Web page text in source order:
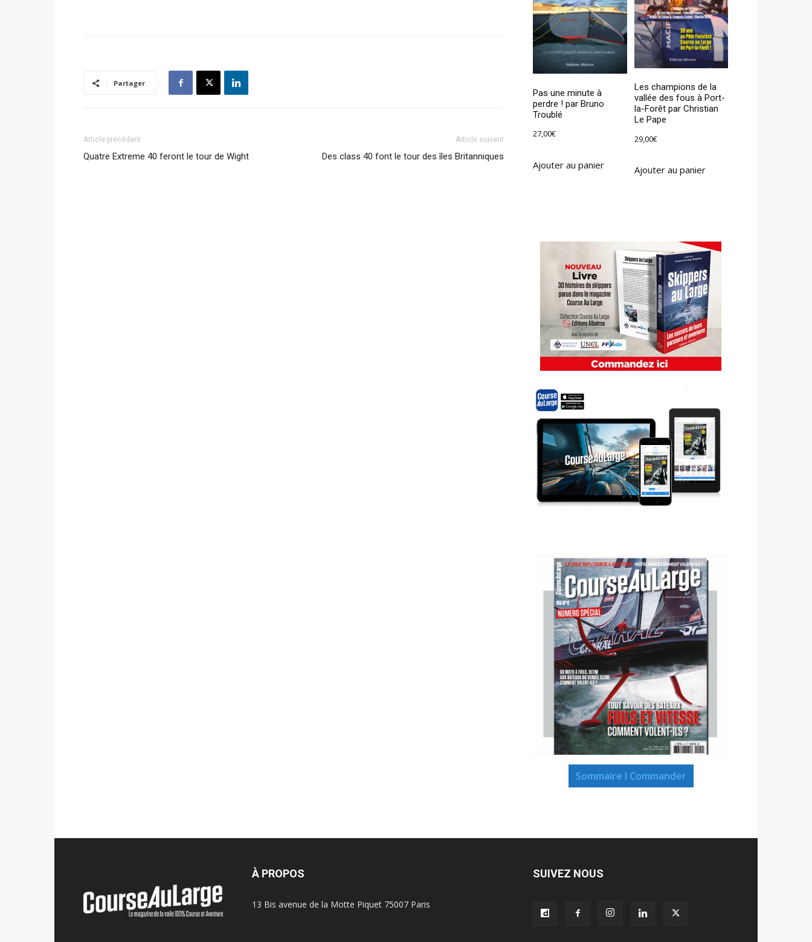
Partager
Article précédent
Quatre Extreme 40 feront le tour de Wight
Article suivant
Des class 40 font le tour des îles Britanniques
Pas une minute à
perdre ! par Bruno
Troublé
27,00€
Ajouter au panier
Les champions de la
vallée des fous à Port-
la-Forêt par Christian
Le Pape
29,00€
Ajouter au panier
Sommaire I Commander
À PROPOS
13 Bis avenue de la Motte Piquet 75007 Paris
SUIVEZ NOUS